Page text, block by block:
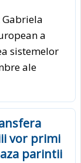
a
sistemelor
ale
vor primi
parintii